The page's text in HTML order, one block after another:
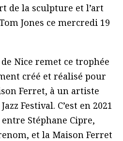
de la sculpture et l’art
Jones ce mercredi 19
Nice remet ce trophée
créé et réalisé pour
Ferret, à un artiste
Festival. C’est en 2021
Stéphane Cipre,
et la Maison Ferret